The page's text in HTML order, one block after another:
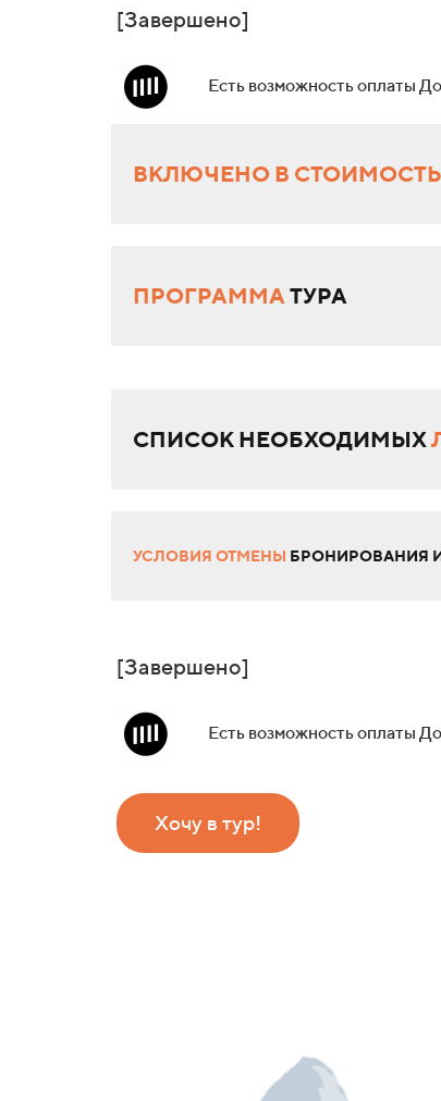
[Завершено]
Есть возможность оплаты
ВКЛЮЧЕНО В СТОИМОСТЬ
ПРОГРАММА ТУРА
СПИСОК НЕОБХОДИМЫХ
УСЛОВИЯ ОТМЕНЫ БРОНИРОВАНИЯ
[Завершено]
Есть возможность оплаты
Хочу в тур!